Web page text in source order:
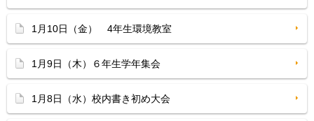
1月10日（金） 4年生環境教室
1月9日（木）６年生学年集会
1月8日（水）校内書き初め大会